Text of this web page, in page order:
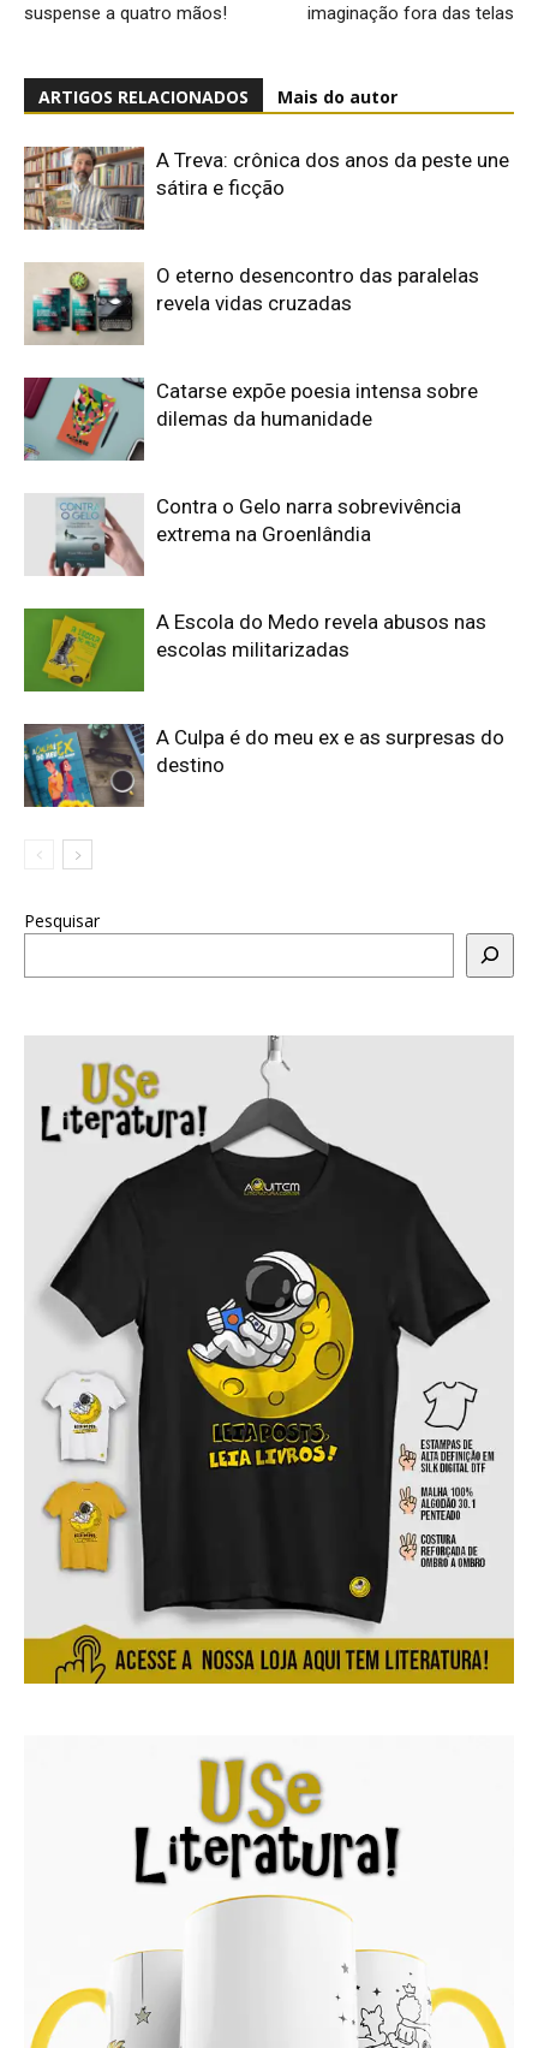
suspense a quatro mãos!
imaginação fora das telas
ARTIGOS RELACIONADOS Mais do autor
A Treva: crônica dos anos da peste une
sátira e ficção
O eterno desencontro das paralelas
revela vidas cruzadas
Catarse expõe poesia intensa sobre
dilemas da humanidade
Contra o Gelo narra sobrevivência
extrema na Groenlândia
A Escola do Medo revela abusos nas
escolas militarizadas
A Culpa é do meu ex e as surpresas do
destino
Pesquisar